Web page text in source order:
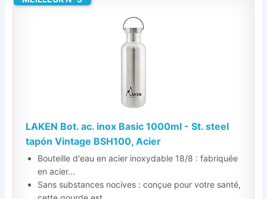
LAKEN Bot. ac. inox Basic 1000ml - St. steel
tapón Vintage BSH100, Acier
Bouteille d'eau en acier inoxydable 18/8 : fabriquée
en acier...
Sans substances nocives : conçue pour votre santé,